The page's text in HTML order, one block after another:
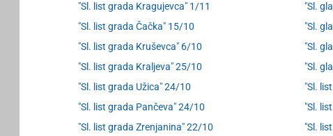
"Sl. list grada Kragujevca" 1/11
"Sl. list grada Čačka" 15/10
"Sl. list grada Kruševca" 6/10
"Sl. list grada Kraljeva" 25/10
"Sl. list grada Užica" 24/10
"Sl. list grada Pančeva" 24/10
"Sl. list grada Zrenjanina" 22/10
"Sl.
"Sl.
"Sl.
"Sl.
"Sl.
"Sl.
"Sl.